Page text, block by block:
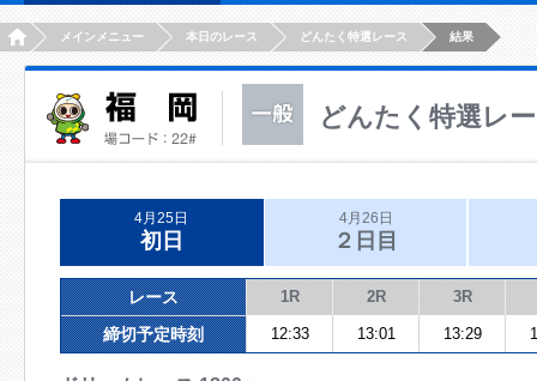
HOMEメインメニュー 本日のレース どんたく特選レース 結果
どんたく特選レ
4月25日
初日
4月26日
２日目
レース 1R 2R 3R
締切予定時刻 12:33 13:01 13:29